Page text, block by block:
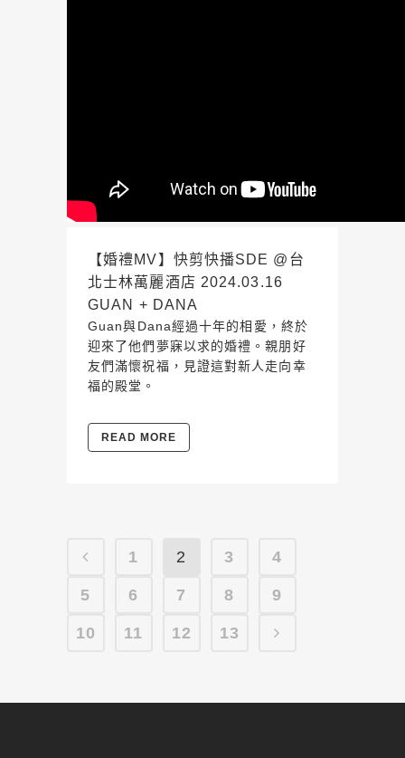
【婚禮MV】快剪快播SDE @台
北士林萬麗酒店 2024.03.16
GUAN + DANA
Guan與Dana經過十年的相愛，終於
迎來了他們夢寐以求的婚禮。親朋好
友們滿懷祝福，見證這對新人走向幸
福的殿堂。
READ MORE
1 2 3 4
5 6 7 8 9
10 11 12 13